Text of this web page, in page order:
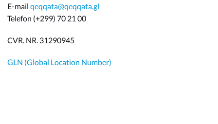
E-mail qeqqata@qeqqata.gl
Telefon (+299) 70 21 00
CVR. NR. 31290945
GLN (Global Location Number)